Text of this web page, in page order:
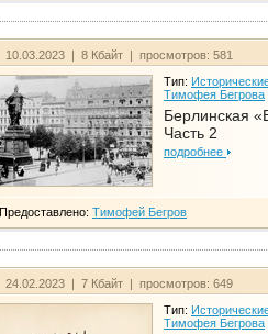
10.03.2023 | 8 Кбайт | просмотров: 581
Тип:
Тимофея Бегрова
Берлинская
Часть 2
подробнее
Предоставлено: Тимофей Бегров
24.02.2023 | 7 Кбайт | просмотров: 649
Тип:
Тимофея Бегрова